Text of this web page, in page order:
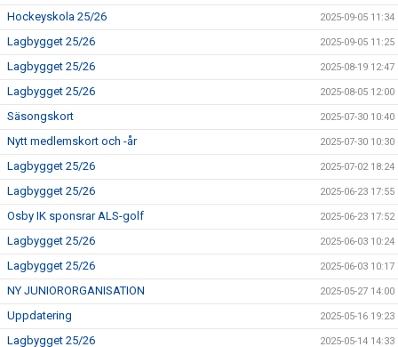
Hockeyskola 25/26 2025-09-05 11:34
Lagbygget 25/26 2025-09-05 11:25
Lagbygget 25/26 2025-08-19 12:47
Lagbygget 25/26 2025-08-05 12:00
Säsongskort 2025-07-30 10:40
Nytt medlemskort och -år 2025-07-30 10:30
Lagbygget 25/26 2025-07-02 18:24
Lagbygget 25/26 2025-06-23 17:55
Osby IK sponsrar ALS-golf 2025-06-23 17:52
Lagbygget 25/26 2025-06-03 10:24
Lagbygget 25/26 2025-06-03 10:17
NY JUNIORORGANISATION 2025-05-27 14:00
Uppdatering 2025-05-16 19:23
Lagbygget 25/26 2025-05-14 14:33